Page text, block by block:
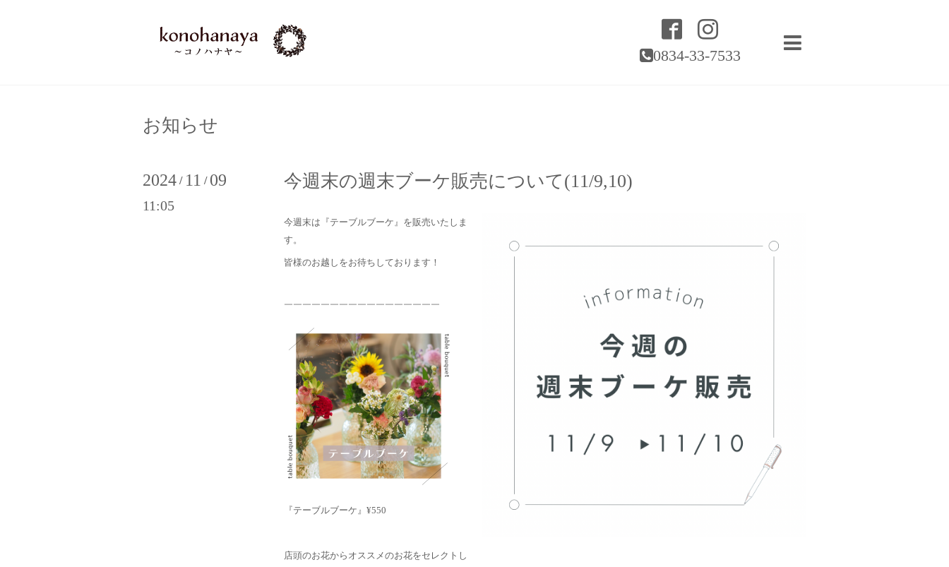
0834-33-7533
お知らせ
2024 / 11 / 09
11:05
今週末の週末ブーケ販売について(11/9,10)
今週末は『テーブルブーケ』を販売いたしま
す。
皆様のお越しをお待ちしております！
￣￣￣￣￣￣￣￣￣￣￣￣￣￣￣￣￣
『テーブルブーケ』¥550
店頭のお花からオススメのお花をセレクトし